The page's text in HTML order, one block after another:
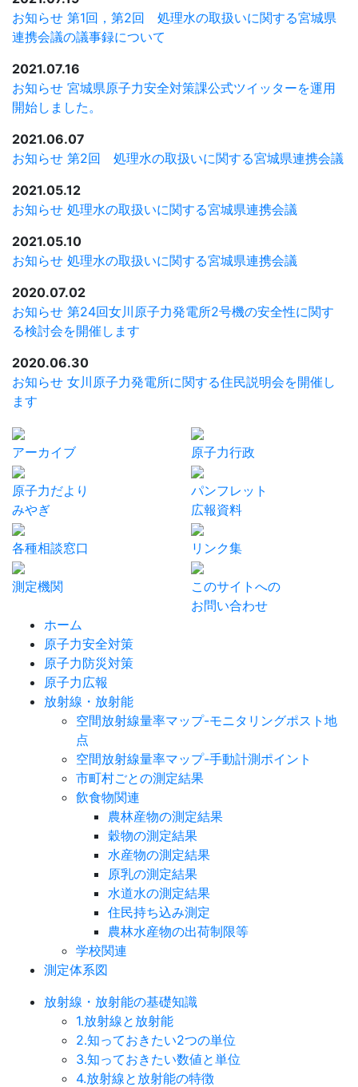
お知らせ 第1回，第2回 処理水の取扱いに関する宮城県
連携会議の議事録について
2021.07.16
お知らせ 宮城県原子力安全対策課公式ツイッターを運用
開始しました。
2021.06.07
お知らせ 第2回 処理水の取扱いに関する宮城県連携会議
2021.05.12
お知らせ 処理水の取扱いに関する宮城県連携会議
2021.05.10
お知らせ 処理水の取扱いに関する宮城県連携会議
2020.07.02
お知らせ 第24回女川原子力発電所2号機の安全性に関す
る検討会を開催します
2020.06.30
お知らせ 女川原子力発電所に関する住民説明会を開催し
ます
アーカイブ 原子力行政
原子力だより
みやぎ
パンフレット
広報資料
各種相談窓口 リンク集
測定機関
このサイトへの
お問い合わせ
ホーム
原子力安全対策
原子力防災対策
原子力広報
放射線・放射能
空間放射線量率マップ-モニタリングポスト地
点
空間放射線量率マップ-手動計測ポイント
市町村ごとの測定結果
飲食物関連
農林産物の測定結果
穀物の測定結果
水産物の測定結果
原乳の測定結果
水道水の測定結果
住民持ち込み測定
農林水産物の出荷制限等
学校関連
測定体系図
放射線・放射能の基礎知識
1.放射線と放射能
2.知っておきたい2つの単位
3.知っておきたい数値と単位
4.放射線と放射能の特徴